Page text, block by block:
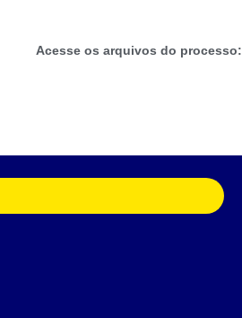
Acesse os arquivos do processo: